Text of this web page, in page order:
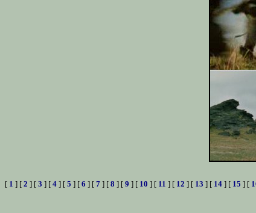
[ 1 ] [ 2 ] [ 3 ] [ 4 ] [ 5 ] [ 6 ] [ 7 ] [ 8 ] [ 9 ] [ 10 ] [ 11 ] [ 12 ] [ 13 ] [ 14 ] [ 15 ] [